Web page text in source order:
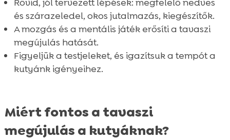
Rövid, jól tervezett lépések: megfelelő nedves
és szárazeledel, okos jutalmazás, kiegészítők.
A mozgás és a mentális játék erősíti a tavaszi
megújulás hatását.
Figyeljük a testjeleket, és igazítsuk a tempót a
kutyánk igényeihez.
Miért fontos a tavaszi
megújulás a kutyáknak?